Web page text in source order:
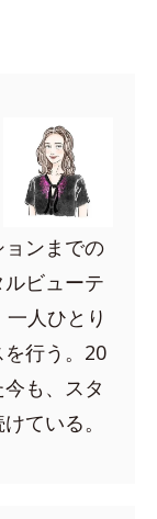
ンまでの
ビューテ
一人ひとり
行う。20
も、スタ
ている。